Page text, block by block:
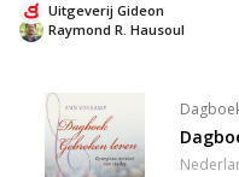
Raymond R. Hausoul
Uitgeverij Gideon